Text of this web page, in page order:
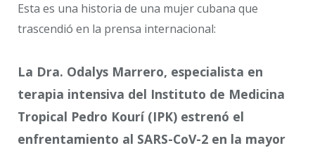
Esta es una historia de una mujer cubana que
trascendió en la prensa internacional:
La Dra. Odalys Marrero, especialista en
terapia intensiva del Instituto de Medicina
Tropical Pedro Kourí (IPK) estrenó el
enfrentamiento al SARS-CoV-2 en la mayor